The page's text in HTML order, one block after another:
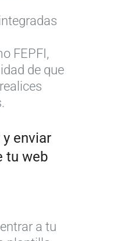
FEPFI,
de que
enviar
tu web
a tu